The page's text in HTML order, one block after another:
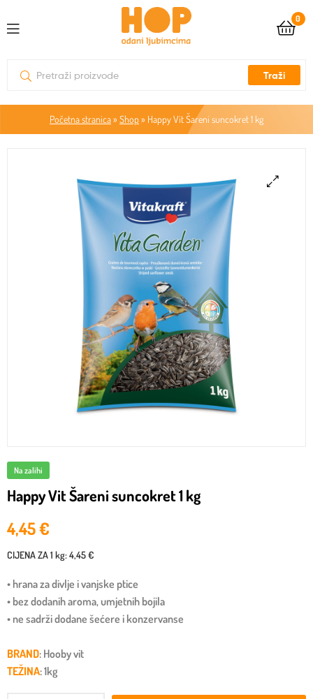
0
Traži
Početna stranica» Shop» Happy Vit Šareni suncokret 1 kg
Na zalihi
Happy Vit Šareni suncokret 1 kg
4,45€
CIJENA ZA1 kg:4,45 €
• hrana za divlje i vanjske ptice
• bez dodanih aroma, umjetnih bojila
• ne sadrži dodane šećere i konzervanse
BRAND: Hooby vit
TEŽINA: 1kg